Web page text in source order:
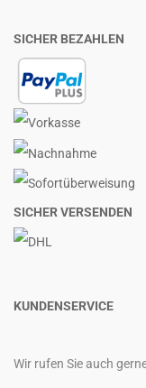
SICHER BEZAHLEN
SICHER VERSENDEN
KUNDENSERVICE
Wir rufen Sie auch